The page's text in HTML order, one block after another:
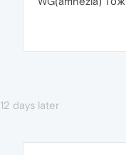
12 days later